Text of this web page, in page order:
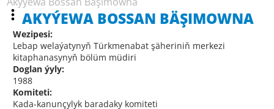
AKYÝEWA BOSSAN BÄŞIMOWNA
Wezipesi:
Lebap welaýatynyň Türkmenabat şäheriniň merkezi
kitaphanasynyň bölüm müdiri
Doglan ýyly:
1988
Komiteti:
Kada-kanunçylyk baradaky komiteti